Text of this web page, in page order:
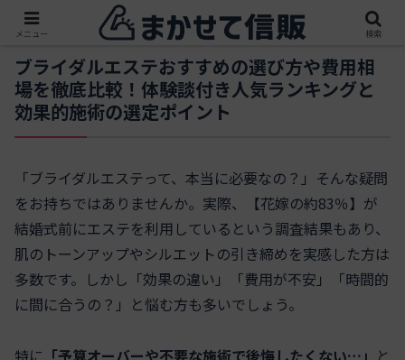
ブライダルエステおすすめの選び方や費用相
場を徹底比較！体験談付き人気ランキングと
効果的施術の選定ポイント
「ブライダルエステって、本当に必要なの？」そんな疑問
をお持ちではありませんか。実際、【花嫁の約83％】が
結婚式前にエステを利用しているという調査結果もあり、
肌のトーンアップやシルエットの引き締めを実感した方は
多数です。しかし「効果の違い」「費用が不安」「時間的
に間に合うの？」と悩む方も多いでしょう。
特に 「予算オーバーや不要な施術で後悔したくない…」 と
メニュー 検索